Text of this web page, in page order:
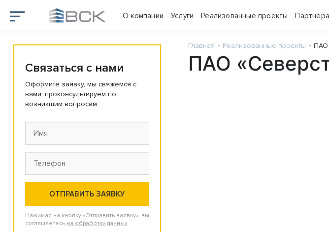
О компании Услуги Реализованные проекты
Связаться с нами
Оформите заявку, мы свяжемся с
вами, проконсультируем по
возникшим вопросам
Нажимая на кнопку «Отправить заявку», вы
соглашаетесь на обработку данных
Главная Реализованные проекты ПАО
ПАО